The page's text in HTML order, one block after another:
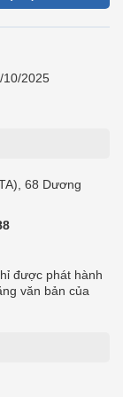
10/2025
68 Dương
được phát hành
văn bản của